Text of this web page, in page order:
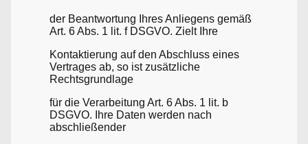
der Beantwortung Ihres Anliegens gemäß
Art. 6 Abs. 1 lit. f DSGVO. Zielt Ihre
Kontaktierung auf den Abschluss eines
Vertrages ab, so ist zusätzliche
Rechtsgrundlage
für die Verarbeitung Art. 6 Abs. 1 lit. b
DSGVO. Ihre Daten werden nach
abschließender